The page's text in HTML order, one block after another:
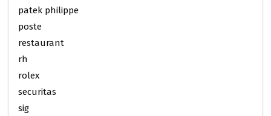
patek philippe
poste
restaurant
rh
rolex
securitas
sig